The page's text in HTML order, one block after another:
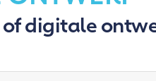
digitale